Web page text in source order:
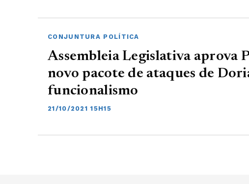
CONJUNTURA POLÍTICA
Assembleia Legislativa aprova
novo pacote de ataques de
funcionalismo
21/10/2021 15H15